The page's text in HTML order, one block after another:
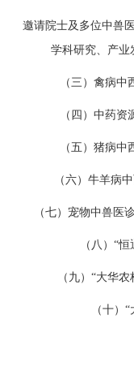
邀请院士及多位中兽
学科研究、产业
（三）禽病中
（四）中药资
（五）猪病中
（六）牛羊病
（七）宠物中兽医
（八）“
（九）“大华
（十）